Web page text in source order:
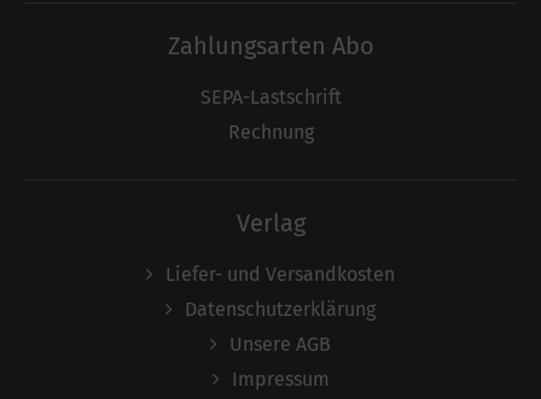
Zahlungsarten Abo
SEPA-Lastschrift
Rechnung
Verlag
Liefer- und Versandkosten
Datenschutzerklärung
Unsere AGB
Impressum